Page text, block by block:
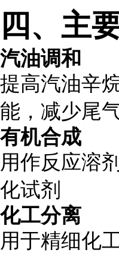
四、主
汽油调和
提高汽油辛
能，减少尾
有机合成
用作反应溶
化试剂
化工分离
用于精细化